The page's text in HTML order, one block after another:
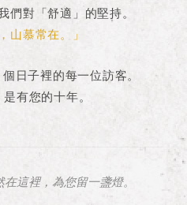
們對「舒適」的堅持。
山慕常在。」
日子裡的每一位訪客。
有您的十年。
這裡，為您留一盞燈。